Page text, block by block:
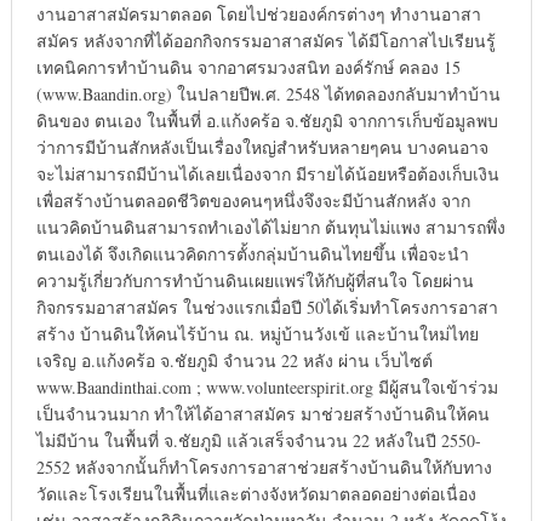
งานอาสาสมัครมาตลอด โดยไปช่วยองค์กรต่างๆ ทำงานอาสา
สมัคร หลังจากที่ได้ออกกิจกรรมอาสาสมัคร ได้มีโอกาสไปเรียนรู้
เทคนิคการทำบ้านดิน จากอาศรมวงสนิท องค์รักษ์ คลอง 15
(www.Baandin.org) ในปลายปีพ.ศ. 2548 ได้ทดลองกลับมาทำบ้าน
ดินของ ตนเอง ในพื้นที่ อ.แก้งคร้อ จ.ชัยภูมิ จากการเก็บข้อมูลพบ
ว่าการมีบ้านสักหลังเป็นเรื่องใหญ่สำหรับหลายๆคน บางคนอาจ
จะไม่สามารถมีบ้านได้เลยเนื่องจาก มีรายได้น้อยหรือต้องเก็บเงิน
เพื่อสร้างบ้านตลอดชีวิตของคนๆหนึ่งจึงจะมีบ้านสักหลัง จาก
แนวคิดบ้านดินสามารถทำเองได้ไม่ยาก ต้นทุนไม่แพง สามารถพึ่ง
ตนเองได้ จึงเกิดแนวคิดการตั้งกลุ่มบ้านดินไทยขึ้น เพื่อจะนำ
ความรู้เกี่ยวกับการทำบ้านดินเผยแพร่ให้กับผู้ที่สนใจ โดยผ่าน
กิจกรรมอาสาสมัคร ในช่วงแรกเมื่อปี 50ได้เริ่มทำโครงการอาสา
สร้าง บ้านดินให้คนไร้บ้าน ณ. หมู่บ้านวังเข้ และบ้านใหม่ไทย
เจริญ อ.แก้งคร้อ จ.ชัยภูมิ จำนวน 22 หลัง ผ่าน เว็บไซต์
www.Baandinthai.com ; www.volunteerspirit.org มีผู้สนใจเข้าร่วม
เป็นจำนวนมาก ทำให้ได้อาสาสมัคร มาช่วยสร้างบ้านดินให้คน
ไม่มีบ้าน ในพื้นที่ จ.ชัยภูมิ แล้วเสร็จจำนวน 22 หลังในปี 2550-
2552 หลังจากนั้นก็ทำโครงการอาสาช่วยสร้างบ้านดินให้กับทาง
วัดและโรงเรียนในพื้นที่และต่างจังหวัดมาตลอดอย่างต่อเนื่อง